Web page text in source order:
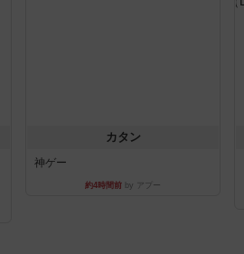
カタン
神ゲー
約4時間前 by アプー